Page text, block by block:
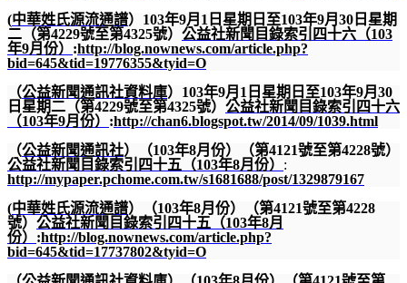
(中華姓氏源流通譜） 103年9月 1 日星期日至103年9月 30 日星期
二（第4229號至第4325號） 公益社新聞目錄索引四十六（103
年9月份） :http://blog.nownews.com/article.php?
bid=645&tid=19776355&tyid=O
（公益新聞通訊社資料庫） 103年9月 1 日星期日至103年9月 30
日星期二（第4229號至第4325號） 公益社新聞目錄索引四十六
（103年9月份） :http://chan6.blogspot.tw/2014/09/1039.html
（公益新聞通訊社）（103年8月份）（第4121號至第4228號）
公益社新聞目錄索引四十五（103年8月份） :
http://mypaper.pchome.com.tw/s1681688/post/1329879167
(中華姓氏源流通譜）（103年8月份）（第4121號至第4228
號） 公益社新聞目錄索引四十五（103年8月
份） :http://blog.nownews.com/article.php?
bid=645&tid=17737802&tyid=O